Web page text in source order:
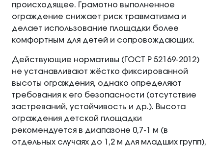
происходящее. Грамотно выполненное
ограждение снижает риск травматизма и
делает использование площадки более
комфортным для детей и сопровождающих.
Действующие нормативы (ГОСТ Р 52169‑2012)
не устанавливают жёстко фиксированной
высоты ограждения, однако определяют
требования к его безопасности (отсутствие
застреваний, устойчивость и др.). Высота
ограждения детской площадки
рекомендуется в диапазоне 0,7-1 м (в
отдельных случаях до 1,2 м для младших групп),